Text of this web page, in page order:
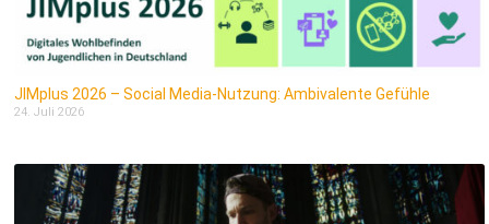
JIMplus 2026 – Social Media-Nutzung: Ambivalente Gefühle
24. Juli 2026